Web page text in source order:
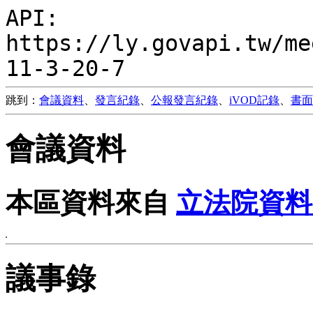
API:
https://ly.govapi.tw/meet/
11-3-20-7
跳到： 會議資料 發言紀錄 公報發言紀錄 iVOD記錄 書
會議資料
本區資料來自 立法院資
議事錄